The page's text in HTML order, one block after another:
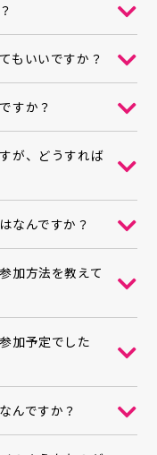
もいいですか？
すか？
が、どうすれば
なんですか？
加方法を教えて
加予定でした
んですか？